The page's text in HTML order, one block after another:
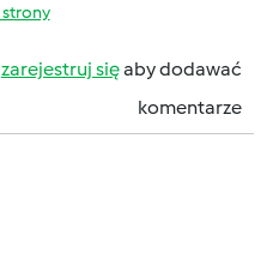
zarejestruj sięaby dodawać
komentarze